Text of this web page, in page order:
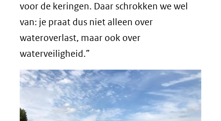
voor de keringen. Daar schrokken we wel
van: je praat dus niet alleen over
wateroverlast, maar ook over
waterveiligheid.”